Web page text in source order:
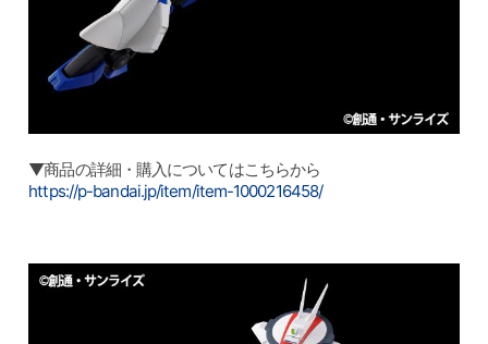
▼商品の詳細・購入についてはこちらから
https://p-bandai.jp/item/item-1000216458/